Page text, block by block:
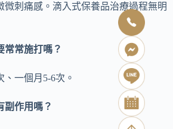
微刺痛感。滴入式保養品治療過程無明
常常施打嗎？
一個月5-6次。
副作用嗎？